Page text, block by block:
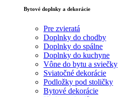
Bytové doplnky a dekorácie
Pre zvieratá
Doplnky do chodby
Doplnky do spálne
Doplnky do kuchyne
Vône do bytu a sviečky
Sviatočné dekorácie
Podložky pod stoličky
Bytové dekorácie